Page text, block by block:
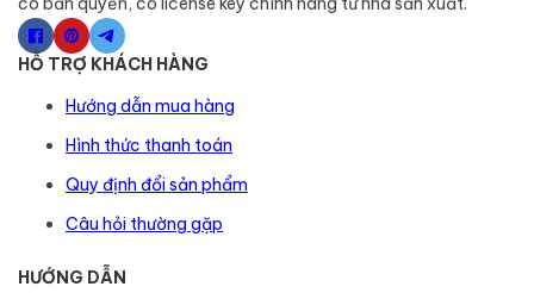
HỖ TRỢ KHÁCH HÀNG
Hướng dẫn mua hàng
Hình thức thanh toán
Quy định đổi sản phẩm
Câu hỏi thường gặp
HƯỚNG DẪN